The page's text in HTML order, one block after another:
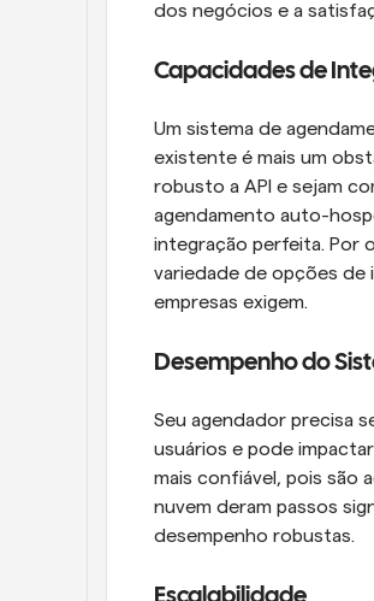
dos negócios e a
Capacidades de
Um sistema de
existente é mais um
robusto a API e sejam
agendamento auto-
integração perfeita. Por
variedade de opções de
empresas exigem.
Desempenho do
Seu agendador precisa
usuários e pode
mais confiável, pois são
nuvem deram passos
desempenho robustas.